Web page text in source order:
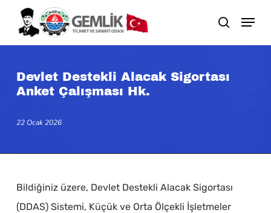
main
search
Devlet Destekli Alacak Sigortası
Anket Çalışması Hk.
22 Ocak 2026
Bildiğiniz üzere, Devlet Destekli Alacak Sigortası
(DDAS) Sistemi, Küçük ve Orta Ölçekli İşletmeler